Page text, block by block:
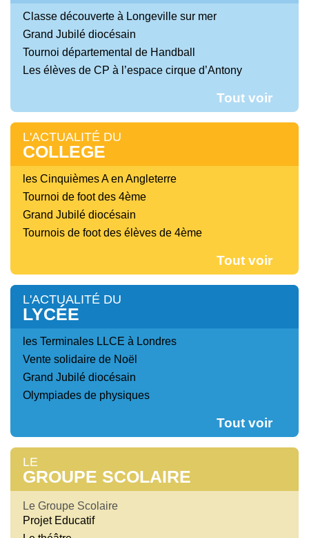
Classe découverte à Longeville sur mer
Grand Jubilé diocésain
Tournoi départemental de Handball
Les élèves de CP à l’espace cirque d’Antony
Tout voir
L'ACTUALITÉ DU
COLLEGE
les Cinquièmes A en Angleterre
Tournoi de foot des 4ème
Grand Jubilé diocésain
Tournois de foot des élèves de 4ème
Tout voir
L'ACTUALITÉ DU
LYCÉE
les Terminales LLCE à Londres
Vente solidaire de Noël
Grand Jubilé diocésain
Olympiades de physiques
Tout voir
LE
GROUPE SCOLAIRE
Le Groupe Scolaire
Projet Educatif